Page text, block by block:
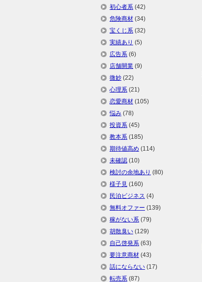
初心者系 (42)
危険商材 (34)
宝くじ系 (32)
実績あり (5)
広告系 (6)
店舗開業 (9)
微妙 (22)
心理系 (21)
恋愛商材 (105)
悩み (78)
投資系 (45)
教本系 (185)
期待値高め (114)
未確認 (10)
検討の余地あり (80)
様子見 (160)
民泊ビジネス (4)
無料オファー (139)
稼がない系 (79)
胡散臭い (129)
自己啓発系 (63)
要注意商材 (43)
話にならない (17)
転売系 (87)